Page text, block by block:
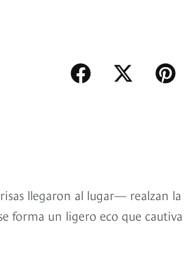
llegaron al lugar— realzan la
forma un ligero eco que